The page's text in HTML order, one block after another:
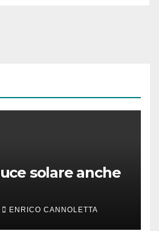
solare anche
ENRICO CANNOLETTA